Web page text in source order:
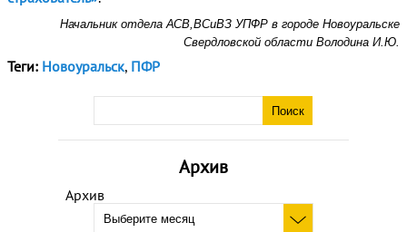
Архив
Архив
Начальник отдела АСВ,ВСиВЗ УПФР в городе Новоуральске
Свердловской области Володина И.Ю.
Теги: Новоуральск, ПФР